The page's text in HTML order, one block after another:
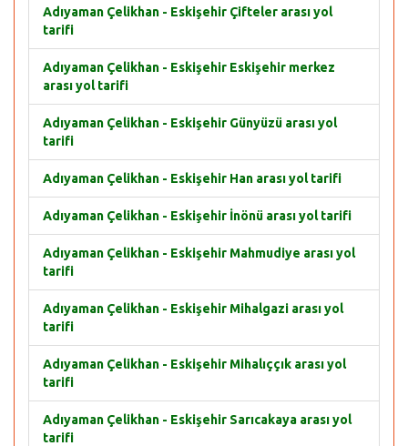
Adıyaman Çelikhan - Eskişehir Çifteler arası yol
tarifi
Adıyaman Çelikhan - Eskişehir Eskişehir merkez
arası yol tarifi
Adıyaman Çelikhan - Eskişehir Günyüzü arası yol
tarifi
Adıyaman Çelikhan - Eskişehir Han arası yol tarifi
Adıyaman Çelikhan - Eskişehir İnönü arası yol tarifi
Adıyaman Çelikhan - Eskişehir Mahmudiye arası yol
tarifi
Adıyaman Çelikhan - Eskişehir Mihalgazi arası yol
tarifi
Adıyaman Çelikhan - Eskişehir Mihalıççık arası yol
tarifi
Adıyaman Çelikhan - Eskişehir Sarıcakaya arası yol
tarifi